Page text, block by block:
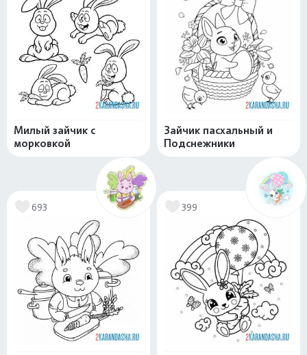
Милый зайчик с
морковкой
Зайчик пасхальный и
Подснежники
693 399